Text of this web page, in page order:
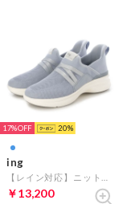
17% 20
ing
￥13,200